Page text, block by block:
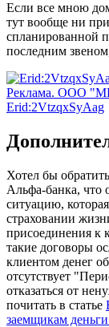
Если все мною
тут вообще ни
спланированной
последним
Реклама. ООО
Erid:2VtzqxSyAag
Хотел бы
Альфа-банка, что
ситуацию,
страховании
присоединения к
такие договоры
клиентом денег
отсутствует
отказаться от
почитать в статье
заемщикам деньги